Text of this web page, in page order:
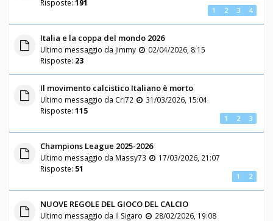
Risposte: 191
1 2 3 4
Italia e la coppa del mondo 2026
Ultimo messaggio da Jimmy
02/04/2026, 8:15
Risposte: 23
Il movimento calcistico Italiano è morto
Ultimo messaggio da Cri72
31/03/2026, 15:04
Risposte: 115
1 2 3
Champions League 2025-2026
Ultimo messaggio da Massy73
17/03/2026, 21:07
Risposte: 51
1 2
NUOVE REGOLE DEL GIOCO DEL CALCIO
Ultimo messaggio da Il Sigaro
28/02/2026, 19:08